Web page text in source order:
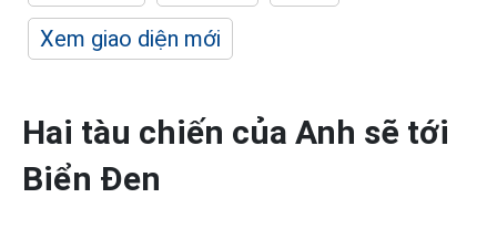
Xem giao diện mới
Hai tàu chiến của Anh sẽ tới
Biển Đen